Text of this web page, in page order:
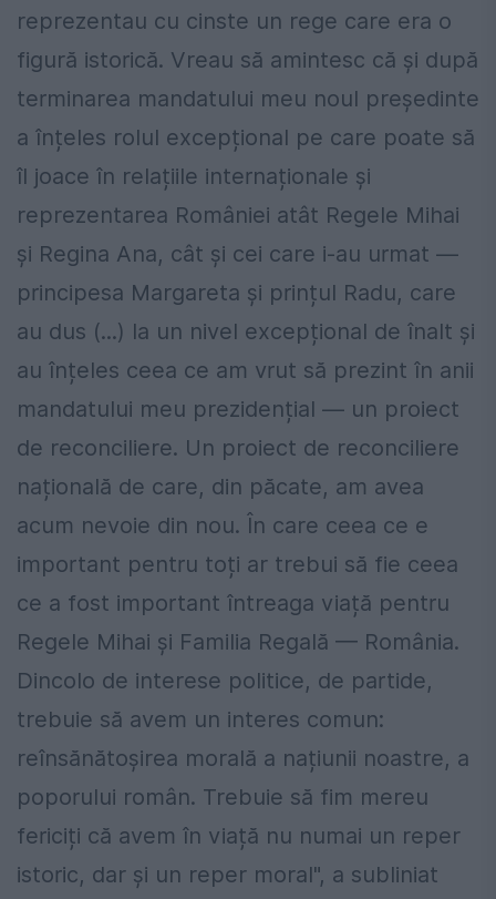
reprezentau cu cinste un rege care era o
figură istorică. Vreau să amintesc că și după
terminarea mandatului meu noul președinte
a înțeles rolul excepțional pe care poate să
îl joace în relațiile internaționale și
reprezentarea României atât Regele Mihai
și Regina Ana, cât și cei care i-au urmat —
principesa Margareta și prințul Radu, care
au dus (...) la un nivel excepțional de înalt și
au înțeles ceea ce am vrut să prezint în anii
mandatului meu prezidențial — un proiect
de reconciliere. Un proiect de reconciliere
națională de care, din păcate, am avea
acum nevoie din nou. În care ceea ce e
important pentru toți ar trebui să fie ceea
ce a fost important întreaga viață pentru
Regele Mihai și Familia Regală — România.
Dincolo de interese politice, de partide,
trebuie să avem un interes comun:
reînsănătoșirea morală a națiunii noastre, a
poporului român. Trebuie să fim mereu
fericiți că avem în viață nu numai un reper
istoric, dar și un reper moral", a subliniat